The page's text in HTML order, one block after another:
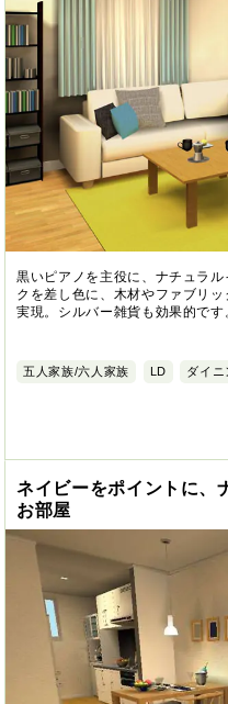
黒いピアノを主役に、ナチュラ
クを差し色に、木材やファブリ
実現。シルバー雑貨も効果的です
五人家族/六人家族 LD ダイニ
ネイビーをポイントに、
お部屋